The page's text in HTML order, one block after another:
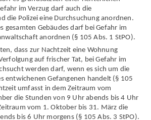
es grundsätzlich einer richterlichen
im Verzug darf auch die
die Polizei eine Durchsuchung anordnen.
gesamten Gebäudes darf bei Gefahr im
dass zur Nachtzeit eine Wohnung
auf frischer Tat, bei Gefahr im
werden darf, wenn es sich um die
entwichenen Gefangenen handelt (§ 105
umfasst in dem Zeitraum vom
die Stunden von 9 Uhr abends bis 4 Uhr
vom 1. Oktober bis 31. März die